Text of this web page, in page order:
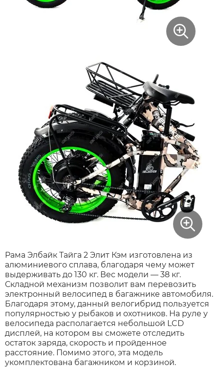
Рама Элбайк Тайга 2 Элит Кэм изготовлена из
алюминиевого сплава, благодаря чему может
выдерживать до 130 кг. Вес модели — 38 кг.
Складной механизм позволит вам перевозить
электронный велосипед в багажнике автомобиля.
Благодаря этому, данный велогибрид пользуется
популярностью у рыбаков и охотников. На руле у
велосипеда располагается небольшой LCD
дисплей, на котором вы сможете отследить
остаток заряда, скорость и пройденное
расстояние. Помимо этого, эта модель
укомплектована багажником и корзиной.